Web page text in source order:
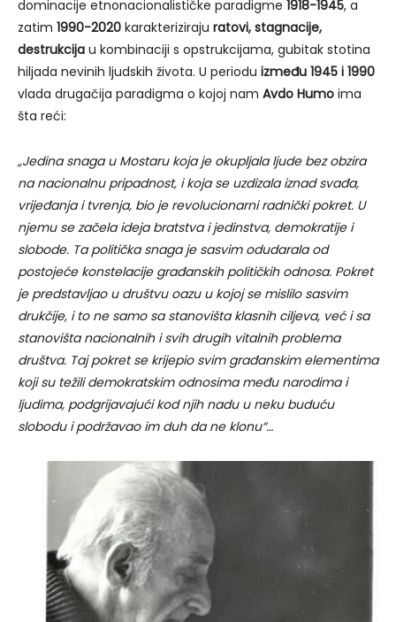
dominacije etnonacionalističke paradigme 1918-1945, a
zatim 1990-2020 karakteriziraju ratovi, stagnacije,
destrukcija u kombinaciji s opstrukcijama, gubitak stotina
hiljada nevinih ljudskih života. U periodu između 1945 i 1990
vlada drugačija paradigma o kojoj nam Avdo Humo ima
šta reći:
„Jedina snaga u Mostaru koja je okupljala ljude bez obzira
na nacionalnu pripadnost, i koja se uzdizala iznad svađa,
vrijeđanja i tvrenja, bio je revolucionarni radnički pokret. U
njemu se začela ideja bratstva i jedinstva, demokratije i
slobode. Ta politička snaga je sasvim odudarala od
postojeće konstelacije građanskih političkih odnosa. Pokret
je predstavljao u društvu oazu u kojoj se mislilo sasvim
drukčije, i to ne samo sa stanovišta klasnih ciljeva, već i sa
stanovišta nacionalnih i svih drugih vitalnih problema
društva. Taj pokret se krijepio svim građanskim elementima
koji su težili demokratskim odnosima među narodima i
ljudima, podgrijavajući kod njih nadu u neku buduću
slobodu i podržavao im duh da ne klonu“…